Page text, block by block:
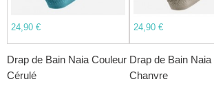
24,90 €
Drap de Bain Naia Couleur
Cérulé
24,90 €
Drap de Bain
Chanvre